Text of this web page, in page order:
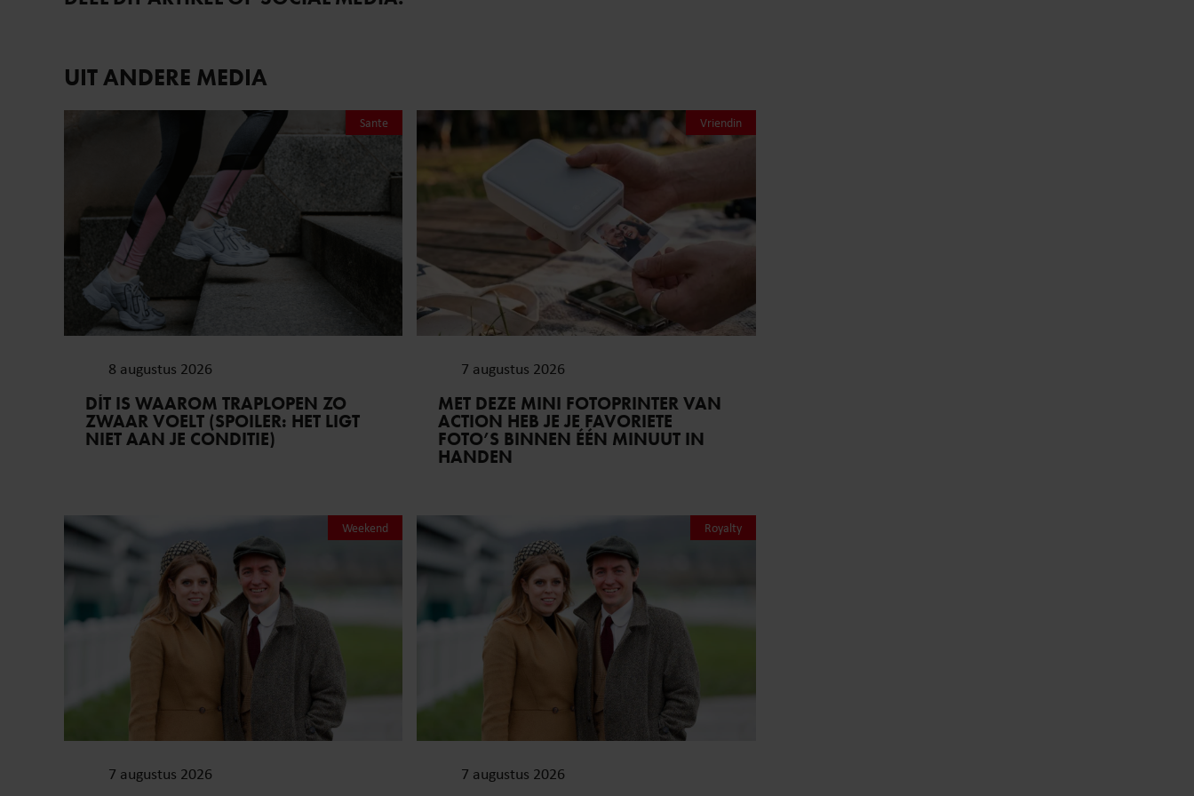
UIT ANDERE MEDIA
Sante
8 augustus 2026
DÍT IS WAAROM TRAPLOPEN ZO
ZWAAR VOELT (SPOILER: HET LIGT
NIET AAN JE CONDITIE)
Vriendin
7 augustus 2026
MET DEZE MINI FOTOPRINTER VAN
ACTION HEB JE JE FAVORIETE
FOTO’S BINNEN ÉÉN MINUUT IN
HANDEN
Weekend
7 augustus 2026
Royalty
7 augustus 2026